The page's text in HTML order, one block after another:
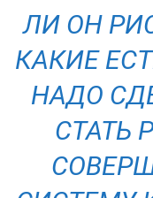
ЛИ ОН
КАКИЕ
НАДО
СТАТЬ